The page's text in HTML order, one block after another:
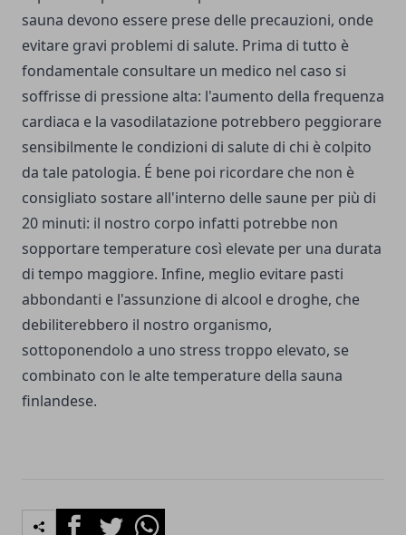
sauna devono essere prese delle precauzioni, onde
evitare gravi problemi di salute. Prima di tutto è
fondamentale consultare un medico nel caso si
soffrisse di pressione alta: l'aumento della frequenza
cardiaca e la vasodilatazione potrebbero peggiorare
sensibilmente le condizioni di salute di chi è colpito
da tale patologia. É bene poi ricordare che non è
consigliato sostare all'interno delle saune per più di
20 minuti: il nostro corpo infatti potrebbe non
sopportare temperature così elevate per una durata
di tempo maggiore. Infine, meglio evitare pasti
abbondanti e l'assunzione di alcool e droghe, che
debiliterebbero il nostro organismo,
sottoponendolo a uno stress troppo elevato, se
combinato con le alte temperature della sauna
finlandese.
FacebookTwitterWhatsapp